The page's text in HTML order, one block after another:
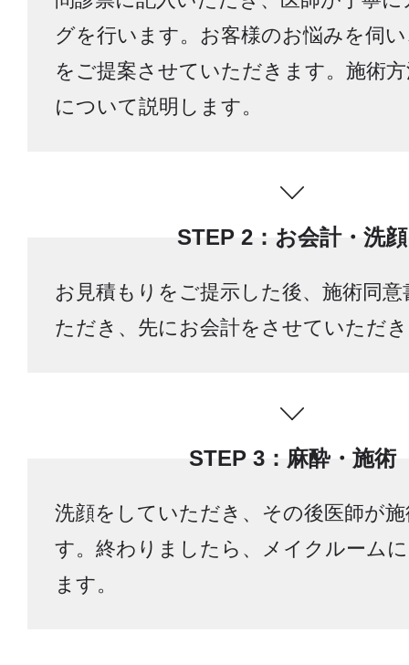
グを行います。お客様のお悩みを伺
をご提案させていただきます。施術
について説明します。
STEP 2：お会計・洗顔
お見積もりをご提示した後、施術同
ただき、先にお会計をさせていただ
STEP 3：麻酔・施術
洗顔をしていただき、その後医師が
す。終わりましたら、メイクルーム
ます。